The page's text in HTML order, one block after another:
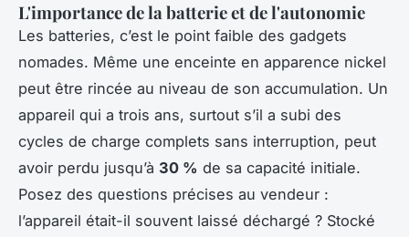
L'importance de la batterie et de l'autonomie
Les batteries, c’est le point faible des gadgets
nomades. Même une enceinte en apparence nickel
peut être rincée au niveau de son accumulation. Un
appareil qui a trois ans, surtout s’il a subi des
cycles de charge complets sans interruption, peut
avoir perdu jusqu’à 30 % de sa capacité initiale.
Posez des questions précises au vendeur :
l’appareil était-il souvent laissé déchargé ? Stocké